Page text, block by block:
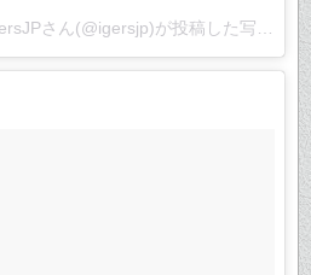
instagramersJapan ☺︎ IGersJPさん(@igersjp)が投稿した写真 –